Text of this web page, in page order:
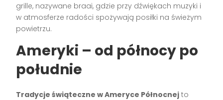
grille, nazywane braai, gdzie przy dźwiękach muzyki i
w atmosferze radości spożywają posiłki na świeżym
powietrzu.
Ameryki – od północy po
południe
Tradycje świąteczne w Ameryce Północnej to